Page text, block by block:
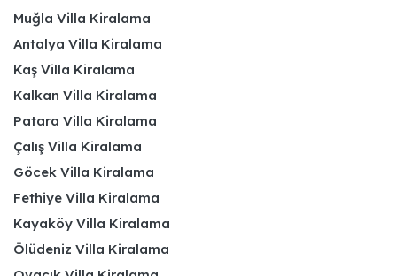
Muğla Villa Kiralama
Antalya Villa Kiralama
Kaş Villa Kiralama
Kalkan Villa Kiralama
Patara Villa Kiralama
Çalış Villa Kiralama
Göcek Villa Kiralama
Fethiye Villa Kiralama
Kayaköy Villa Kiralama
Ölüdeniz Villa Kiralama